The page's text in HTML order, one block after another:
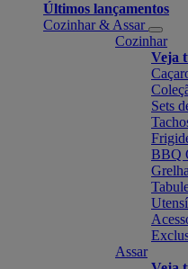
Últimos lançamentos
Cozinhar & Assar
Cozinhar
Veja
Sets
BBQ
Assar